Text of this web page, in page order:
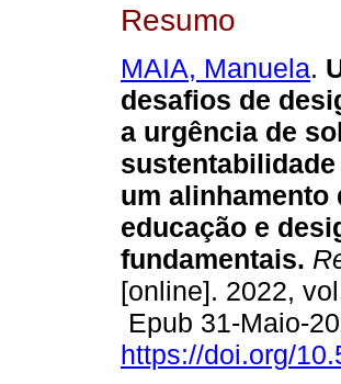
Resumo
MAIA, Manuela.
desafios de
a urgência de
um alinhamento
educação e
fundamentais.
[online]. 2022,
Epub 31-Maio-
https://doi.org/